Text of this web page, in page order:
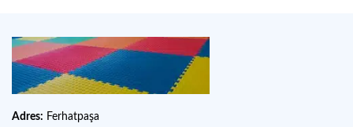
Adres: Ferhatpaşa